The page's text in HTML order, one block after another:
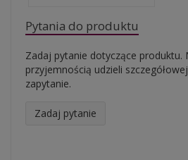
Pytania do produktu
Zadaj pytanie dotyczące produktu.
przyjemnością udzieli
zapytanie.
Zadaj pytanie